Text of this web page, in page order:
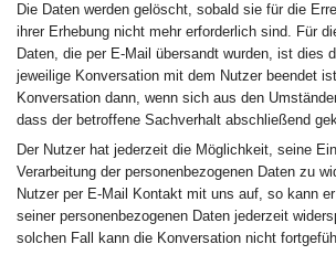
Die Daten werden gelöscht, sobald sie für die
ihrer Erhebung nicht mehr erforderlich sind. Für
Daten, die per E-Mail übersandt wurden, ist dies
jeweilige Konversation mit dem Nutzer beendet
Konversation dann, wenn sich aus den
dass der betroffene Sachverhalt abschließend
Der Nutzer hat jederzeit die Möglichkeit, seine
Verarbeitung der personenbezogenen Daten zu
Nutzer per E-Mail Kontakt mit uns auf, so kann
seiner personenbezogenen Daten jederzeit
solchen Fall kann die Konversation nicht